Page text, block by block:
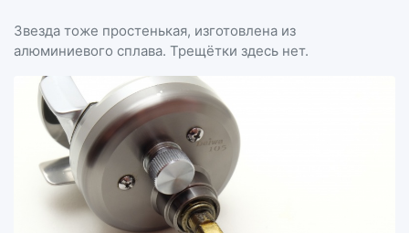
Звезда тоже простенькая, изготовлена из
алюминиевого сплава. Трещётки здесь нет.